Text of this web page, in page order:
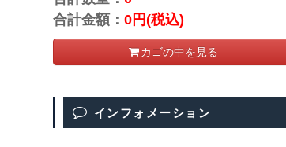
合計金額：0円(税込)
カゴの中を見る
インフォメーション